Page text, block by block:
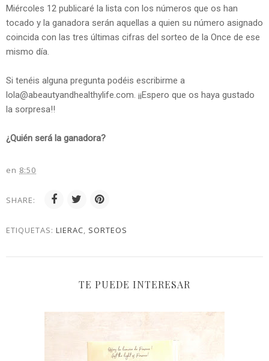
Miércoles 12 publicaré la lista con los números que os han
tocado y la ganadora serán aquellas a quien su número asignado
coincida con las tres últimas cifras del sorteo de la Once de ese
mismo día.
Si tenéis alguna pregunta podéis escribirme a
lola@abeautyandhealthylife.com. ¡¡Espero que os haya gustado
la sorpresa!!
¿Quién será la ganadora?
en 8:50
SHARE:
ETIQUETAS: LIERAC SORTEOS
TE PUEDE INTERESAR